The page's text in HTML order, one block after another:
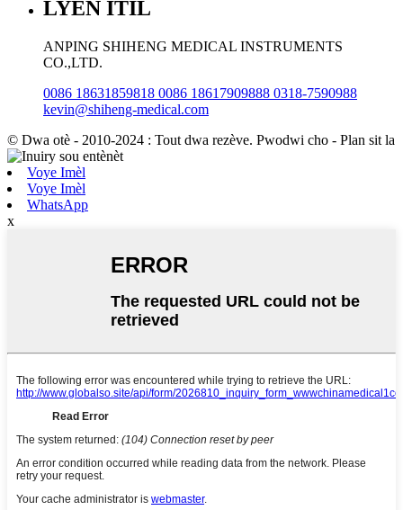
LYEN ITIL
ANPING SHIHENG MEDICAL INSTRUMENTS
CO.,LTD.
0086 18631859818 0086 18617909888 0318-7590988
kevin@shiheng-medical.com
© Dwa otè - 2010-2024 : Tout dwa rezève. Pwodwi cho - Plan sit la
Voye Imèl
Voye Imèl
WhatsApp
x